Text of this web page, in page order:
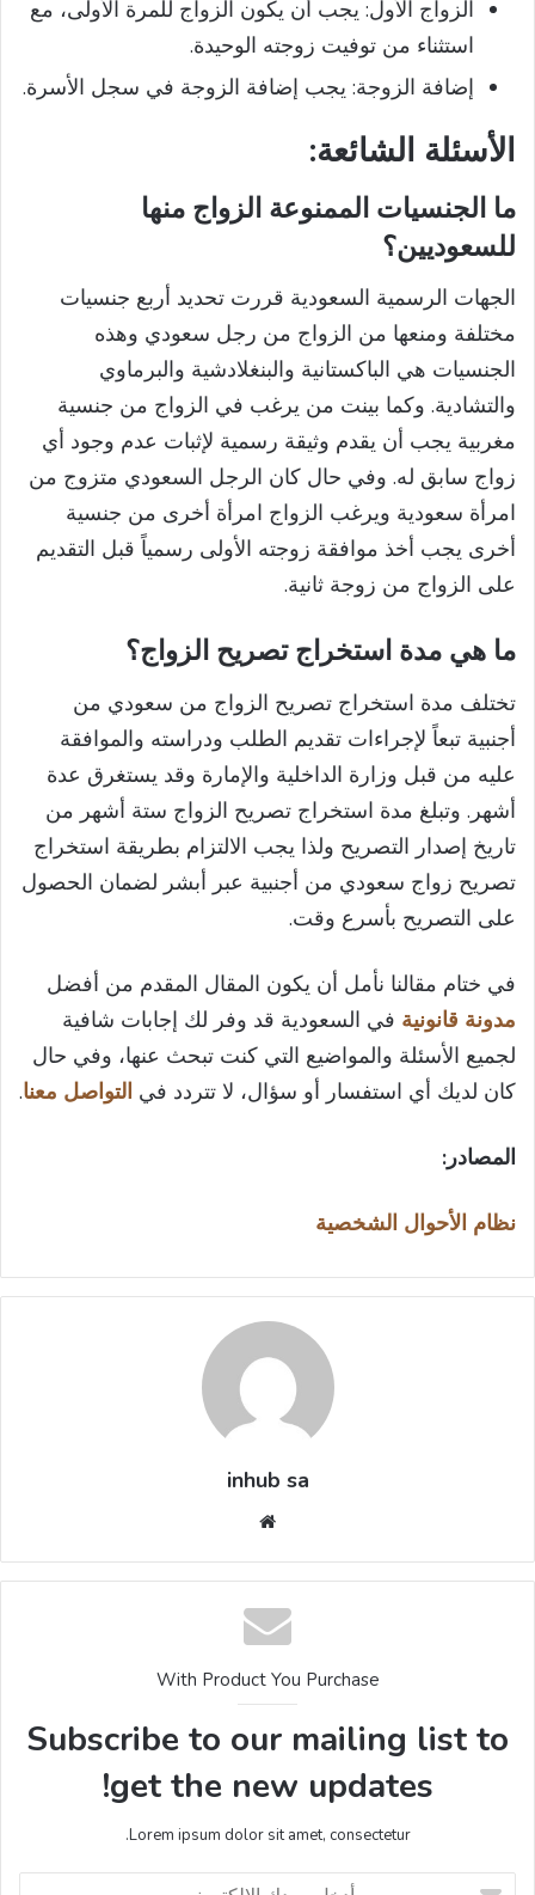
الزواج الأول: يجب أن يكون الزواج للمرة الأولى، مع
استثناء من توفيت زوجته الوحيدة.
إضافة الزوجة: يجب إضافة الزوجة في سجل الأسرة.
الأسئلة الشائعة:
ما الجنسيات الممنوعة الزواج منها
للسعوديين؟
الجهات الرسمية السعودية قررت تحديد أربع جنسيات
مختلفة ومنعها من الزواج من رجل سعودي وهذه
الجنسيات هي الباكستانية والبنغلادشية والبرماوي
والتشادية. وكما بينت من يرغب في الزواج من جنسية
مغربية يجب أن يقدم وثيقة رسمية لإثبات عدم وجود أي
زواج سابق له. وفي حال كان الرجل السعودي متزوج من
امرأة سعودية ويرغب الزواج امرأة أخرى من جنسية
أخرى يجب أخذ موافقة زوجته الأولى رسمياً قبل التقديم
على الزواج من زوجة ثانية.
ما هي مدة استخراج تصريح الزواج؟
تختلف مدة استخراج تصريح الزواج من سعودي من
أجنبية تبعاً لإجراءات تقديم الطلب ودراسته والموافقة
عليه من قبل وزارة الداخلية والإمارة وقد يستغرق عدة
أشهر. وتبلغ مدة استخراج تصريح الزواج ستة أشهر من
تاريخ إصدار التصريح ولذا يجب الالتزام بطريقة استخراج
تصريح زواج سعودي من أجنبية عبر أبشر لضمان الحصول
على التصريح بأسرع وقت.
في ختام مقالنا نأمل أن يكون المقال المقدم من أفضل
مدونة قانونية في السعودية قد وفر لك إجابات شافية
لجميع الأسئلة والمواضيع التي كنت تبحث عنها، وفي حال
كان لديك أي استفسار أو سؤال، لا تتردد في التواصل معنا.
المصادر:
نظام الأحوال الشخصية
inhub sa
With Product You Purchase
Subscribe to our mailing list to
get the new updates!
Lorem ipsum dolor sit amet, consectetur.